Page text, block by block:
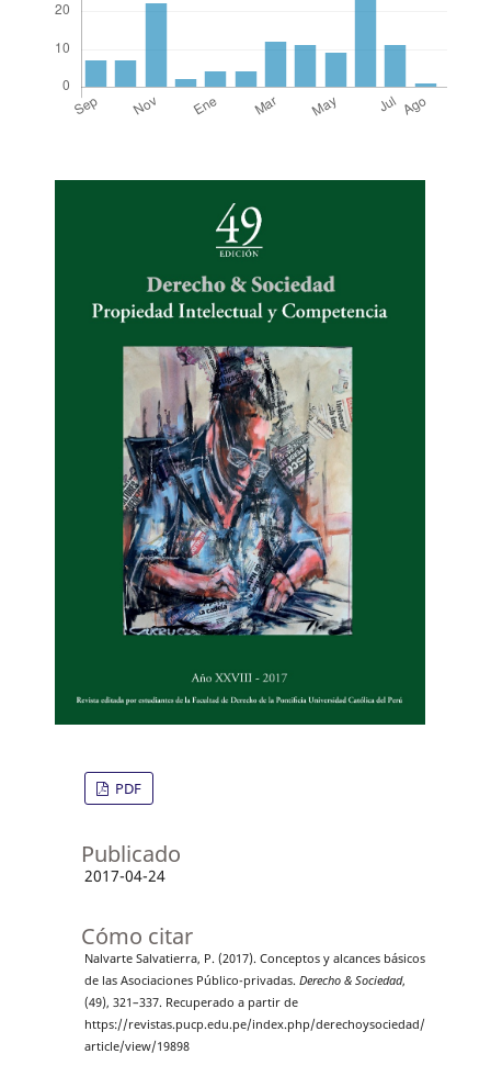
PDF
Publicado
2017-04-24
Cómo citar
Nalvarte Salvatierra, P. (2017). Conceptos y alcances básicos
de las Asociaciones Público-privadas. Derecho & Sociedad,
(49), 321–337. Recuperado a partir de
https://revistas.pucp.edu.pe/index.php/derechoysociedad/
article/view/19898